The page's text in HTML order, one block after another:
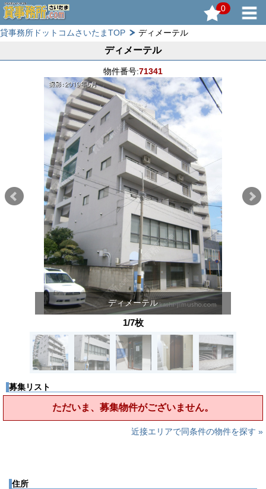
0
貸事務所ドットコムさいたまTOP ディメーテル
ディメーテル
物件番号:71341
ディメーテル
1/7枚
募集リスト
ただいま、募集物件がございません。
近接エリアで同条件の物件を探す »
住所